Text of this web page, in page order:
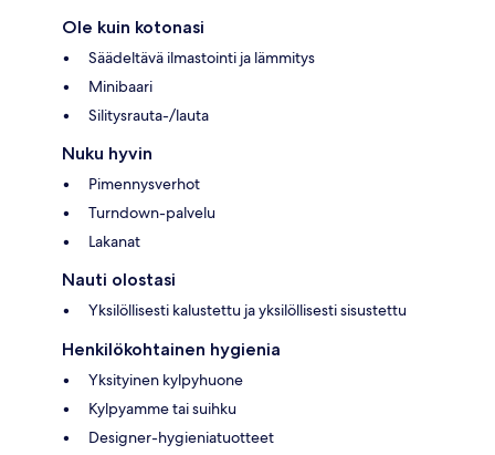
Ole kuin kotonasi
Säädeltävä ilmastointi ja lämmitys
Minibaari
Silitysrauta-/lauta
Nuku hyvin
Pimennysverhot
Turndown-palvelu
Lakanat
Nauti olostasi
Yksilöllisesti kalustettu ja yksilöllisesti sisustettu
Henkilökohtainen hygienia
Yksityinen kylpyhuone
Kylpyamme tai suihku
Designer-hygieniatuotteet